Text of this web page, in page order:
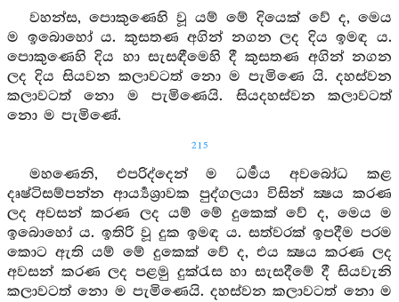
වහන්ස, පොකුණෙහි වූ යම් මේ දියෙක් වේ ද, මෙය
ම ඉබොහෝ ය. කුසතණ අගින් නගන ලද දිය ඉමඳ ය.
පොකුණෙහි දිය හා සැසඳීමෙහි දී කුසතණ අගින් නගන
ලද දිය සියවන කලාවටත් නො ම පැමිණෙ යි. දහස්වන
කලාවටත් නො ම පැමිණෙයි. සියදහස්වන කලාවටත්
නො ම පැමිණේ.
215
මහණෙනි, එපරිද්දෙන් ම ධර්‍මය අවබෝධ කළ
දෘෂ්ටිසම්පන්න ආර්‍ය්‍යශ්‍රාවක පුද්ගලයා විසින් ක්‍ෂය කරණ
ලද අවසන් කරණ ලද යම් මේ දුකෙක් වේ ද, මෙය ම
ඉබොහෝ ය. ඉතිරි වූ දුක ඉමඳ ය. සත්වරක් ඉපදීම පරම
කොට ඇති යම් මේ දුකෙක් වේ ද, එය ක්‍ෂය කරණ ලද
අවසන් කරණ ලද පළමු දුක්රැස හා සැසදීමේ දී සියවැනි
කලාවටත් නො ම පැමිණෙයි. දහස්වන කලාවටත් නො ම